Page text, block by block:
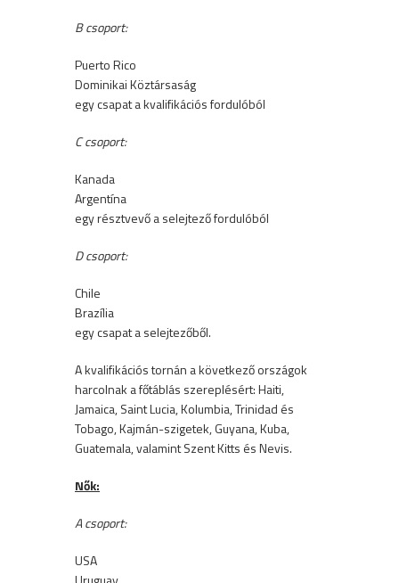
B csoport:
Puerto Rico
Dominikai Köztársaság
egy csapat a kvalifikációs fordulóból
C csoport:
Kanada
Argentína
egy résztvevő a selejtező fordulóból
D csoport:
Chile
Brazília
egy csapat a selejtezőből.
A kvalifikációs tornán a következő országok
harcolnak a főtáblás szereplésért: Haiti,
Jamaica, Saint Lucia, Kolumbia, Trinidad és
Tobago, Kajmán-szigetek, Guyana, Kuba,
Guatemala, valamint Szent Kitts és Nevis.
Nők:
A csoport:
USA